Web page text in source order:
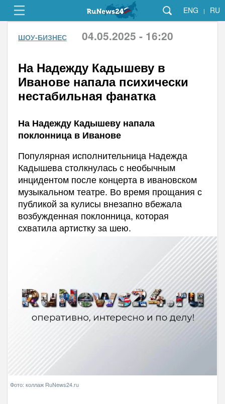
ENG | RU
ШОУ-БИЗНЕС 04.05.2025 - 16:20
На Надежду Кадышеву в
Иванове напала психически
нестабильная фанатка
На Надежду Кадышеву напала
поклонница в Иванове
Популярная исполнительница Надежда
Кадышева столкнулась с необычным
инцидентом после концерта в ивановском
музыкальном театре. Во время прощания с
публикой за кулисы внезапно вбежала
возбужденная поклонница, которая
схватила артистку за шею.
Фото: коллаж RuNews24.ru